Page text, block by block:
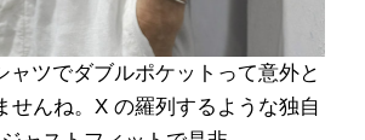
ャツでダブルポケットって意外と
せんね。X の羅列するような独自